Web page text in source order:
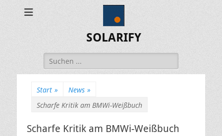
SOLARIFY
Suchen
nach:
Start » News »
Scharfe Kritik am BMWi-Weißbuch
Scharfe Kritik am BMWi-Weißbuch